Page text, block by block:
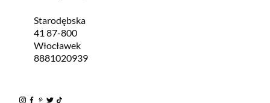
Starodębska
41 87-800
Włocławek
8881020939